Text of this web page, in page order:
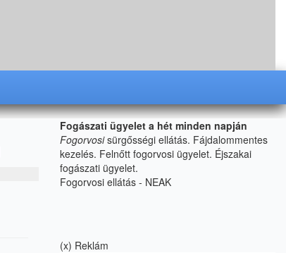
Fogászati ügyelet a hét minden napján
Fogorvosisürgősségi ellátás. Fájdalommentes
kezelés. Felnőtt fogorvosi ügyelet. Éjszakai
fogászati ügyelet.
Fogorvosi ellátás - NEAK
(x) Reklám